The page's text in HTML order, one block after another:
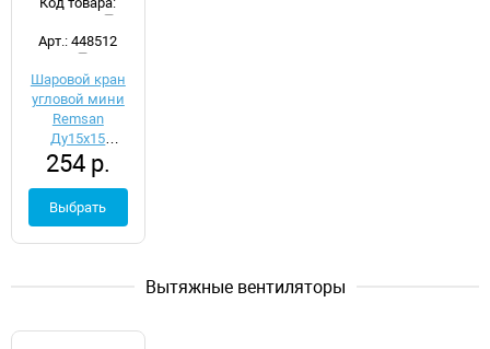
Арт.: 448512
Шаровой кран
угловой мини
Remsan
Ду15х15
448512
254 р.
Выбрать
Вытяжные вентиляторы